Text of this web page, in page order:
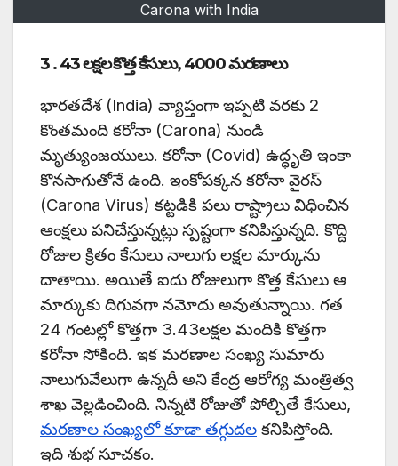
Carona with India
3 . 43 లక్షల కొత్త కేసులు, 4000 మరణాలు
భారతదేశ (India) వ్యాప్తంగా ఇప్పటి వరకు 2
కొంతమంది కరోనా (Carona) నుండి
మృత్యుంజయులు. కరోనా (Covid) ఉద్ధృతి ఇంకా
కొనసాగుతోనే ఉంది. ఇంకోపక్కన కరోనా వైరస్
(Carona Virus) కట్టడికి పలు రాష్ట్రాలు విధించిన
ఆంక్షలు పనిచేస్తున్నట్లు స్పష్టంగా కనిపిస్తున్నది. కొద్ది
రోజుల క్రితం కేసులు నాలుగు లక్షల మార్కును
దాతాయి. అయితే ఐదు రోజులుగా కొత్త కేసులు ఆ
మార్కుకు దిగువగా నమోదు అవుతున్నాయి. గత
24 గంటల్లో కొత్తగా 3.43లక్షల మందికి కొత్తగా
కరోనా సోకింది. ఇక మరణాల సంఖ్య సుమారు
నాలుగువేలుగా ఉన్నదీ అని కేంద్ర ఆరోగ్య మంత్రిత్వ
శాఖ వెల్లడించింది. నిన్నటి రోజుతో పోల్చితే కేసులు,
మరణాల సంఖ్యలో కూడా తగ్గుదల కనిపిస్తోంది.
ఇది శుభ సూచకం.